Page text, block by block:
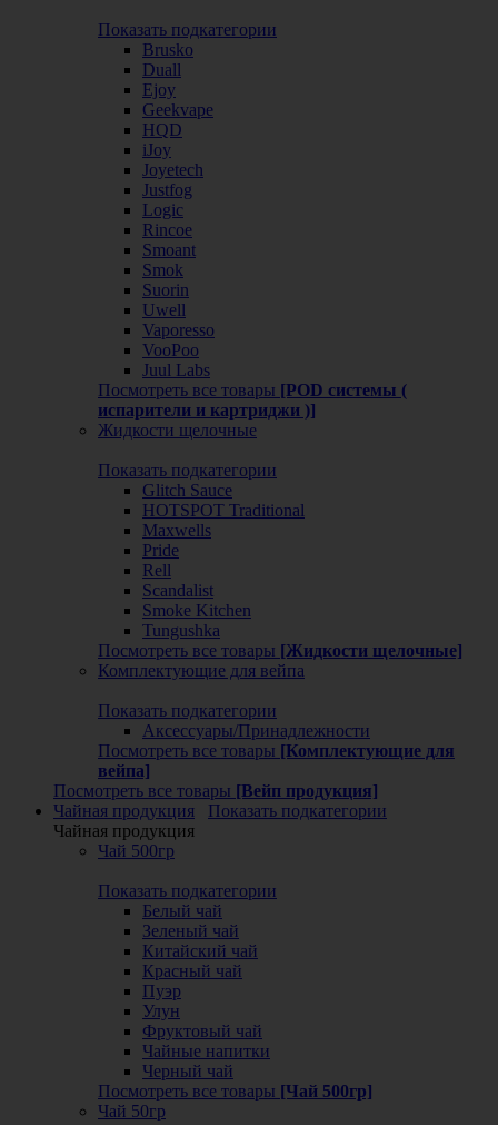
Показать подкатегории
Brusko
Duall
Ejoy
Geekvape
HQD
iJoy
Joyetech
Justfog
Logic
Rincoe
Smoant
Smok
Suorin
Uwell
Vaporesso
VooPoo
Juul Labs
Посмотреть все товары [POD системы (
испарители и картриджи )]
Жидкости щелочные
Показать подкатегории
Glitch Sauce
HOTSPOT Traditional
Maxwells
Pride
Rell
Scandalist
Smoke Kitchen
Tungushka
Посмотреть все товары [Жидкости щелочные]
Комплектующие для вейпа
Показать подкатегории
Аксессуары/Принадлежности
Посмотреть все товары [Комплектующие для
вейпа]
Посмотреть все товары [Вейп продукция]
Чайная продукция
Показать подкатегории
Чайная продукция
Чай 500гр
Показать подкатегории
Белый чай
Зеленый чай
Китайский чай
Красный чай
Пуэр
Улун
Фруктовый чай
Чайные напитки
Черный чай
Посмотреть все товары [Чай 500гр]
Чай 50гр